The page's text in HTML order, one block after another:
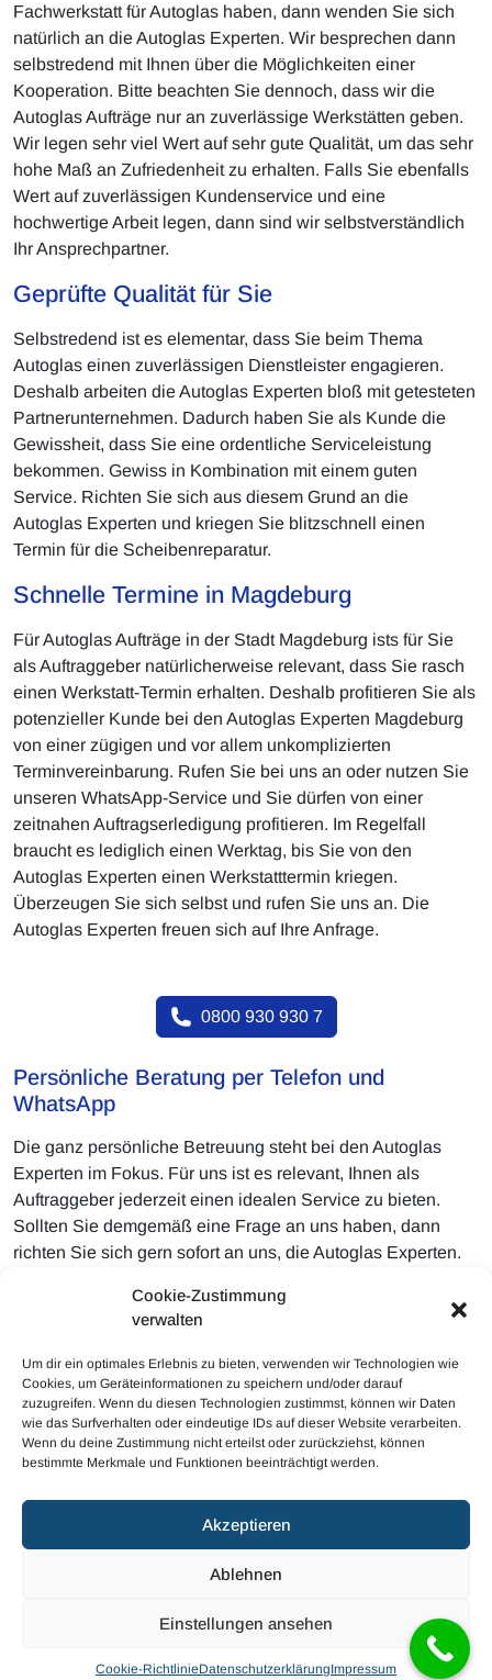
Cookie-Zustimmung
verwalten
Um dir ein optimales Erlebnis zu bieten, verwenden wir Technologien wie
Cookies, um Geräteinformationen zu speichern und/oder darauf
zuzugreifen. Wenn du diesen Technologien zustimmst, können wir Daten
wie das Surfverhalten oder eindeutige IDs auf dieser Website verarbeiten.
Wenn du deine Zustimmung nicht erteilst oder zurückziehst, können
bestimmte Merkmale und Funktionen beeinträchtigt werden.
Akzeptieren
Ablehnen
Einstellungen ansehen
Cookie-RichtlinieDatenschutzerklärungImpressum
Fachwerkstatt für Autoglas haben, dann wenden Sie sich
natürlich an die Autoglas Experten. Wir besprechen dann
selbstredend mit Ihnen über die Möglichkeiten einer
Kooperation. Bitte beachten Sie dennoch, dass wir die
Autoglas Aufträge nur an zuverlässige Werkstätten geben.
Wir legen sehr viel Wert auf sehr gute Qualität, um das sehr
hohe Maß an Zufriedenheit zu erhalten. Falls Sie ebenfalls
Wert auf zuverlässigen Kundenservice und eine
hochwertige Arbeit legen, dann sind wir selbstverständlich
Ihr Ansprechpartner.
Geprüfte Qualität für Sie
Selbstredend ist es elementar, dass Sie beim Thema
Autoglas einen zuverlässigen Dienstleister engagieren.
Deshalb arbeiten die Autoglas Experten bloß mit getesteten
Partnerunternehmen. Dadurch haben Sie als Kunde die
Gewissheit, dass Sie eine ordentliche Serviceleistung
bekommen. Gewiss in Kombination mit einem guten
Service. Richten Sie sich aus diesem Grund an die
Autoglas Experten und kriegen Sie blitzschnell einen
Termin für die Scheibenreparatur.
Schnelle Termine in Magdeburg
Für Autoglas Aufträge in der Stadt Magdeburg ists für Sie
als Auftraggeber natürlicherweise relevant, dass Sie rasch
einen Werkstatt-Termin erhalten. Deshalb profitieren Sie als
potenzieller Kunde bei den Autoglas Experten Magdeburg
von einer zügigen und vor allem unkomplizierten
Terminvereinbarung. Rufen Sie bei uns an oder nutzen Sie
unseren WhatsApp-Service und Sie dürfen von einer
zeitnahen Auftragserledigung profitieren. Im Regelfall
braucht es lediglich einen Werktag, bis Sie von den
Autoglas Experten einen Werkstatttermin kriegen.
Überzeugen Sie sich selbst und rufen Sie uns an. Die
Autoglas Experten freuen sich auf Ihre Anfrage.
0800 930 930 7
Persönliche Beratung per Telefon und
WhatsApp
Die ganz persönliche Betreuung steht bei den Autoglas
Experten im Fokus. Für uns ist es relevant, Ihnen als
Auftraggeber jederzeit einen idealen Service zu bieten.
Sollten Sie demgemäß eine Frage an uns haben, dann
richten Sie sich gern sofort an uns, die Autoglas Experten.
dürfen Sie uns ebenfalls Bilder der Beschädigung senden,
damit wir Ihnen gleich eine persönliche Einschätzung dazu
geben.
© 2023 Mobiler Autoglas